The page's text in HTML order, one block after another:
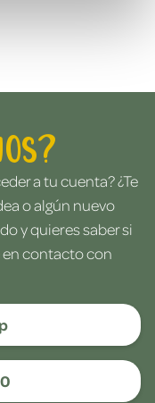
a tu cuenta? ¿Te
o algún nuevo
y quieres saber si
en contacto con